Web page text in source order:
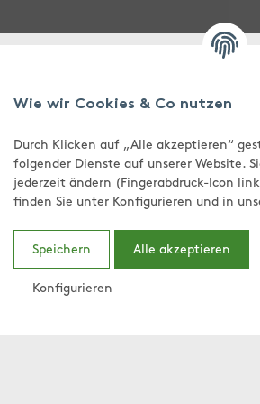
Wie wir Cookies & Co nutzen
Durch Klicken auf „Alle akzeptieren“
folgender Dienste auf unserer Website.
jederzeit ändern (Fingerabdruck-Icon
finden Sie unter Konfigurieren und in
Speichern Alle akzeptieren
Konfigurieren